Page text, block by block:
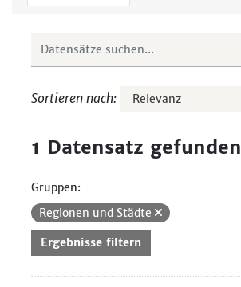
Sortieren nach
1 Datensatz gefunden
Gruppen:
Regionen und Städte
Ergebnisse filtern